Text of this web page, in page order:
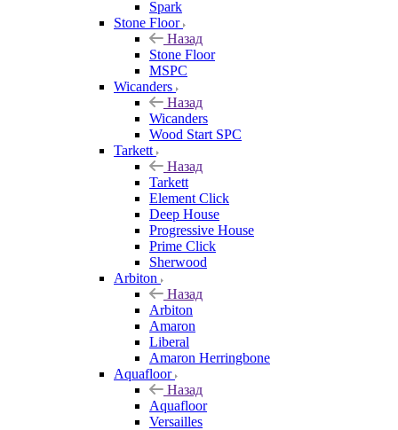
Spark
Stone Floor
Назад
Stone Floor
MSPC
Wicanders
Назад
Wicanders
Wood Start SPC
Tarkett
Назад
Tarkett
Element Click
Deep House
Progressive House
Prime Click
Sherwood
Arbiton
Назад
Arbiton
Amaron
Liberal
Amaron Herringbone
Aquafloor
Назад
Aquafloor
Versailles